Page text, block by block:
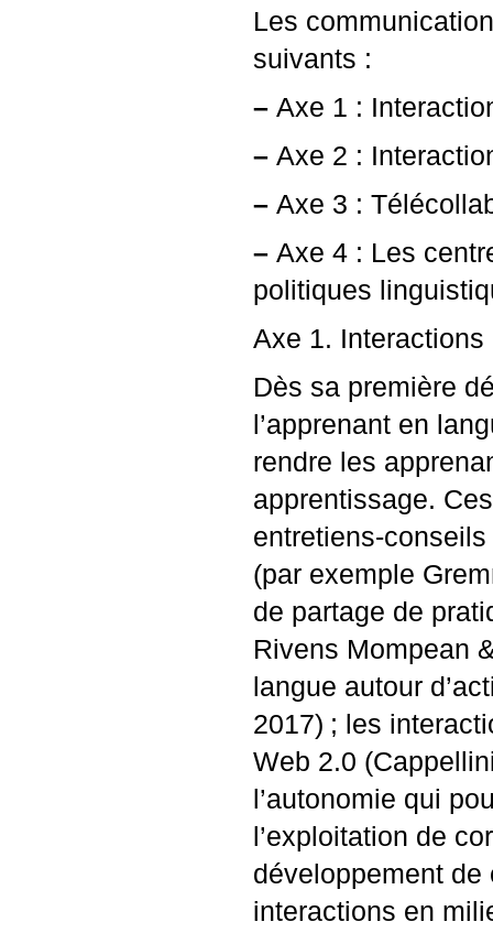
Les
suivants :
– Axe 1 :
– Axe 2 :
– Axe 3 :
– Axe 4 : Les
politiques
Axe 1.
Dès sa première
l’apprenant en
rendre les
apprentissage.
entretiens-
(par exemple
de partage de
Rivens Mompean
langue autour
2017) ; les
Web 2.0
l’autonomie qui
l’exploitation de
développement
interactions en